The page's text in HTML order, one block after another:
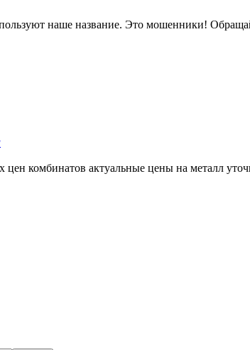
наше название. Это мошенники!
комбинатов актуальные цены на металл